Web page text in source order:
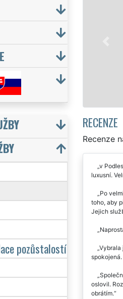
celém okrese Příbram
tak pro obchodní
zajišťujeme profesionální a
poskytujeme NON-STOP
a svátků bez příplatků.
Mám zájem o vyklízení v Podlesí
RECENZE
Recenze
v
luxusní.
Po
toho, aby
Jejich
Vybrala
oslovil.
obrátím.
pozůstalostí